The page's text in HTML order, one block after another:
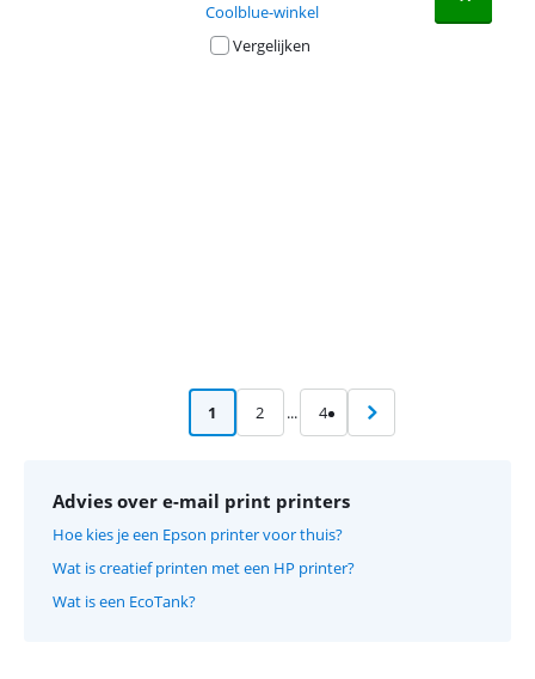
Coolblue-winkel
Vergelijken
1 2 ... 4
Advies over e-mail print printers
Hoe kies je een Epson printer voor thuis?
Wat is creatief printen met een HP printer?
Wat is een EcoTank?